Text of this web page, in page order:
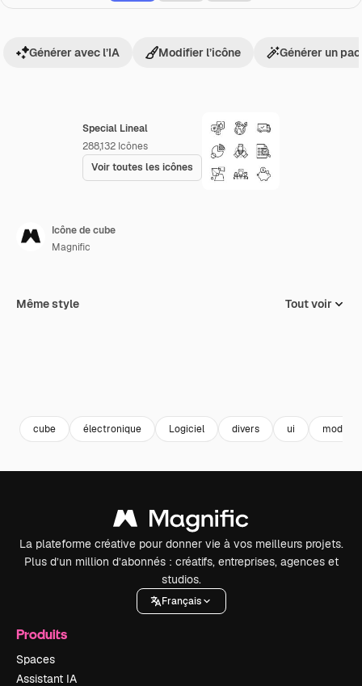
Special Lineal
288,132 Icônes
Voir toutes les icônes
Générer avec l’IA Modifier l’icône Générer un
Icône de cube
Magnific
Même style Tout voir
cube électronique Logiciel divers ui modèle
La plateforme créative pour donner vie à vos meilleurs projets.
Plus d’un million d’abonnés : créatifs, entreprises, agences et
studios.
Français
Produits
Spaces
Assistant IA